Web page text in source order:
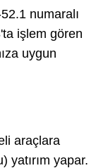
numaralı
işlem gören
uygun
araçlara
yatırım yapar.